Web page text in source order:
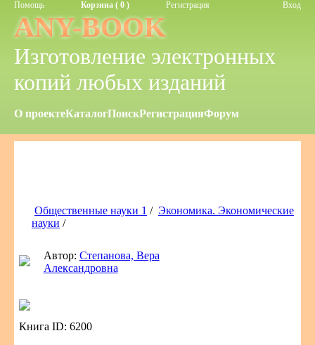
Помощь Корзина ( 0 ) Регистрация Вход
ANY-BOOK
Изготовление электронных
копий любых изданий
О проектеКаталогПоискРегистрацияФорум
Общественные науки 1 / Экономика. Экономические
науки /
Автор: Степанова, Вера
Александровна
Книга ID: 6200